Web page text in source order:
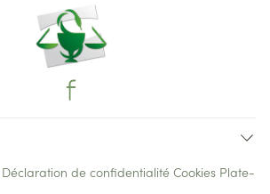
Déclaration de confidentialité Cookies Plate-